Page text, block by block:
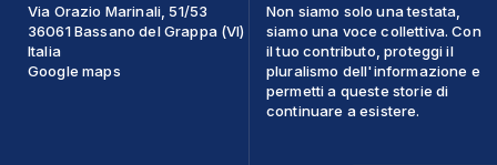
Via Orazio Marinali, 51/53
36061 Bassano del Grappa (VI)
Italia
Google maps
Non siamo solo una testata,
siamo una voce collettiva. Con
il tuo contributo, proteggi il
pluralismo dell'informazione e
permetti a queste storie di
continuare a esistere.